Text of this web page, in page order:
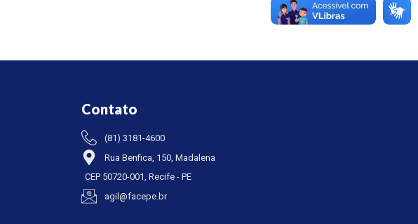
Contato
(81) 3181-4600
Rua Benfica, 150, Madalena
CEP 50720-001, Recife - PE
agil@facepe.br